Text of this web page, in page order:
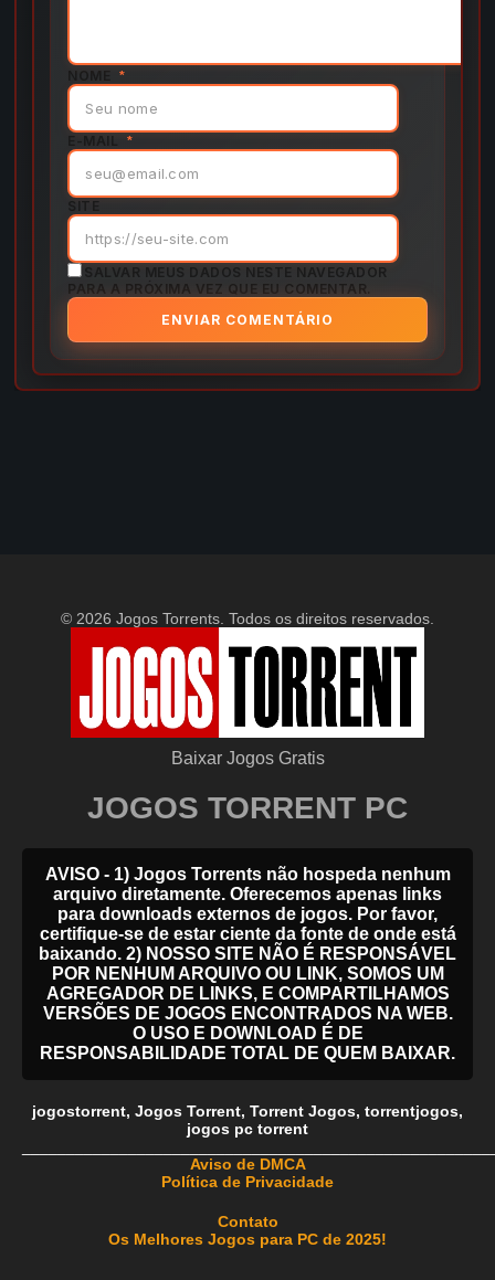
NOME *
E-MAIL *
SITE
SALVAR MEUS DADOS NESTE NAVEGADOR
PARA A PRÓXIMA VEZ QUE EU COMENTAR.
© 2026 Jogos Torrents. Todos os direitos reservados.
Baixar Jogos Gratis
JOGOS TORRENT PC
AVISO - 1) Jogos Torrents não hospeda nenhum
arquivo diretamente. Oferecemos apenas links
para downloads externos de jogos. Por favor,
certifique-se de estar ciente da fonte de onde está
baixando. 2) NOSSO SITE NÃO É RESPONSÁVEL
POR NENHUM ARQUIVO OU LINK, SOMOS UM
AGREGADOR DE LINKS, E COMPARTILHAMOS
VERSÕES DE JOGOS ENCONTRADOS NA WEB.
O USO E DOWNLOAD É DE
RESPONSABILIDADE TOTAL DE QUEM BAIXAR.
jogostorrent, Jogos Torrent, Torrent Jogos, torrentjogos,
jogos pc torrent
Aviso de DMCA
Política de Privacidade
Contato
Os Melhores Jogos para PC de 2025!